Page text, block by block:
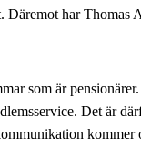
Däremot har Thomas
som är
Det är
kommer